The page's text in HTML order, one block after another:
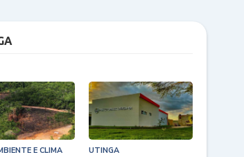
E CLIMA UTINGA